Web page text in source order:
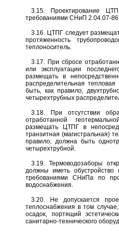
3.15. Проектирование
требованиями СНиП 2.04.07-
3.16. ЦТПГ следует
протяженность
теплоноситель.
3.17. При сбросе
или эксплуатации
размещать в
распределительная
быть, как правило,
четырехтрубных
3.18. При отсутствии
отработанной
размещать ЦТПГ в
транзитная (магистральная)
правило, должна быть
четырехтрубной.
3.19. Термоводозаборы
должны иметь
требованиями СНиПа по
водоснабжения.
3.20. Не допускается
теплоснабжения в том
осадок, портящий
санитарно-технического